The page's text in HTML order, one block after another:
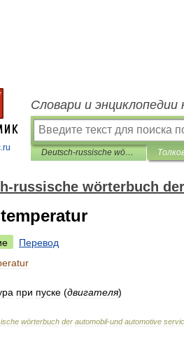
Словари и энциклопедии
Deutsch-russische wörterbuch der automobil-und automotive service
russische wörterbuch
Перевод
при пуске (двигателя)
wörterbuch der automobil-und automotive